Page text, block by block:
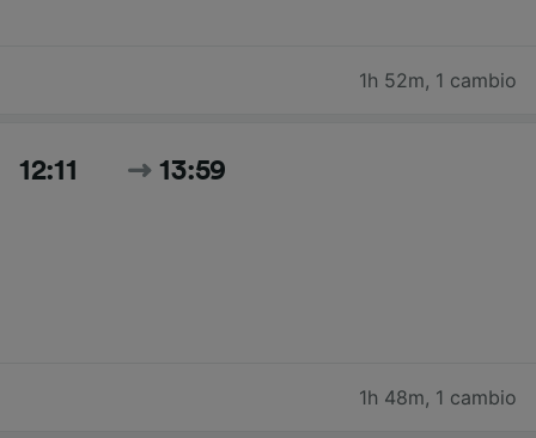
1h 52m, 1 cambio
12:11 13:59
1h 48m, 1 cambio